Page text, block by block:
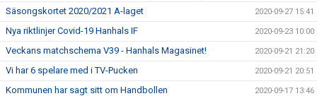
Säsongskortet 2020/2021 A-laget 2020-09-27 15:41
Nya riktlinjer Covid-19 Hanhals IF 2020-09-23 10:00
Veckans matchschema V39 - Hanhals Magasinet! 2020-09-21 21:20
Vi har 6 spelare med i TV-Pucken 2020-09-21 20:51
Kommunen har sagt sitt om Handbollen 2020-09-17 13:46